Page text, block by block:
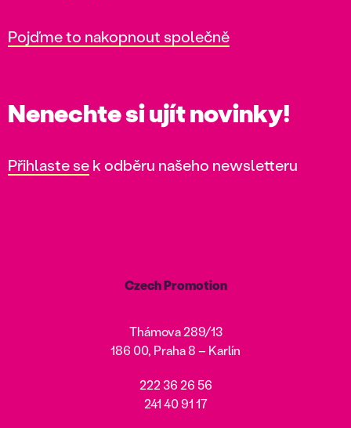
Pojďme to nakopnout společně
Nenechte si ujít novinky!
Přihlaste sek odběru našeho newsletteru
Czech Promotion
Thámova 289/13
186 00, Praha 8 – Karlín
222 36 26 56
241 40 91 17